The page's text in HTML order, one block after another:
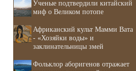
Ученые подтвердили китайский
миф о Великом потопе
Африканский культ Мамми Вата
- «Хозяйки воды» и
заклинательницы змей
Фольклор аборигенов отражает